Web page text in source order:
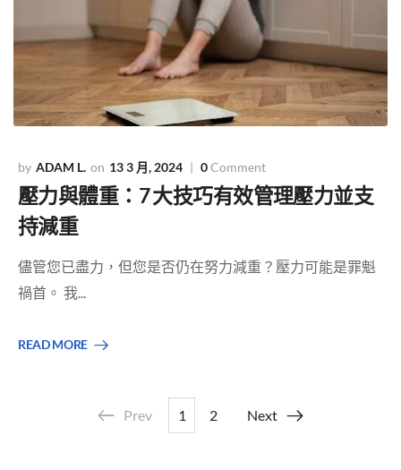
ADAM L. 13 3 月, 2024 0Comment
壓力與體重：7 大技巧有效管理壓力並支
持減重
儘管您已盡力，但您是否仍在努力減重？壓力可能是罪魁
禍首。 我...
READ MORE
Prev 1 2 Next